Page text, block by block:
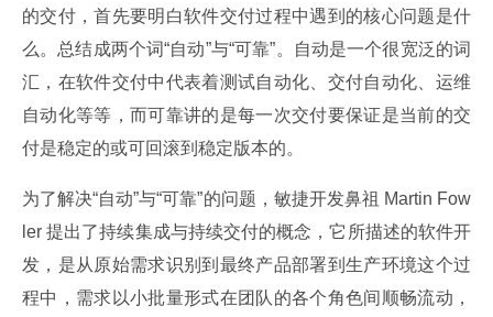
的交付，首先要明白软件交付过程中遇到的核心问题是什
么。总结成两个词“自动”与“可靠”。自动是一个很宽泛的词
汇，在软件交付中代表着测试自动化、交付自动化、运维
自动化等等，而可靠讲的是每一次交付要保证是当前的交
付是稳定的或可回滚到稳定版本的。
为了解决“自动”与“可靠”的问题，敏捷开发鼻祖 Martin Fow
ler 提出了持续集成与持续交付的概念，它所描述的软件开
发，是从原始需求识别到最终产品部署到生产环境这个过
程中，需求以小批量形式在团队的各个角色间顺畅流动，